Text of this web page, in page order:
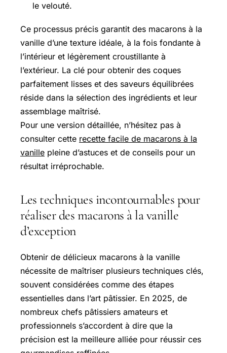
le velouté.
Ce processus précis garantit des macarons à la
vanille d’une texture idéale, à la fois fondante à
l’intérieur et légèrement croustillante à
l’extérieur. La clé pour obtenir des coques
parfaitement lisses et des saveurs équilibrées
réside dans la sélection des ingrédients et leur
assemblage maîtrisé.
Pour une version détaillée, n’hésitez pas à
consulter cette recette facile de macarons à la
vanille pleine d’astuces et de conseils pour un
résultat irréprochable.
Les techniques incontournables pour
réaliser des macarons à la vanille
d’exception
Obtenir de délicieux macarons à la vanille
nécessite de maîtriser plusieurs techniques clés,
souvent considérées comme des étapes
essentielles dans l’art pâtissier. En 2025, de
nombreux chefs pâtissiers amateurs et
professionnels s’accordent à dire que la
précision est la meilleure alliée pour réussir ces